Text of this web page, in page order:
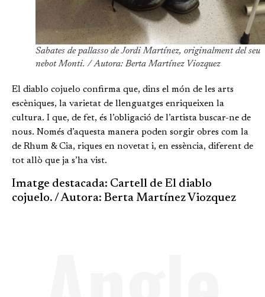
Sabates de pallasso de Jordi Martínez, originalment del seu
nebot Monti. / Autora: Berta Martínez Viozquez
El diablo cojuelo confirma que, dins el món de les arts
escèniques, la varietat de llenguatges enriqueixen la
cultura. I que, de fet, és l’obligació de l’artista buscar-ne de
nous. Només d’aquesta manera poden sorgir obres com la
de Rhum & Cia, riques en novetat i, en essència, diferent de
tot allò que ja s’ha vist.
Imatge destacada: Cartell de El diablo
cojuelo. / Autora: Berta Martínez Viozquez